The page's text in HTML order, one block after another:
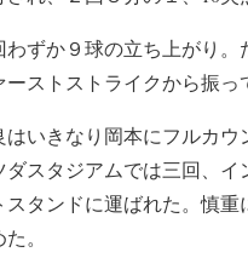
わずか９球の立ち上がり。
ストストライクから振っ
はいきなり岡本にフルカウ
ダスタジアムでは三回、イ
スタンドに運ばれた。慎重
。